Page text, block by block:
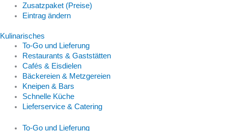
Zusatzpaket (Preise)
Eintrag ändern
Kulinarisches
To-Go und Lieferung
Restaurants & Gaststätten
Cafés & Eisdielen
Bäckereien & Metzgereien
Kneipen & Bars
Schnelle Küche
Lieferservice & Catering
To-Go und Lieferung